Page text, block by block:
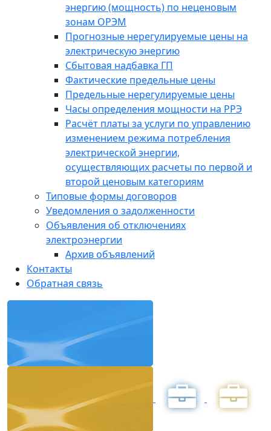
энергию (мощность) по неценовым
зонам ОРЭМ
Прогнозные нерегулируемые цены на
электрическую энергию
Сбытовая надбавка ГП
Фактические предельные цены
Предельные нерегулируемые цены
Часы определения мощности на РРЭ
Расчёт платы за услуги по управлению
изменением режима потребления
электрической энергии,
осуществляющих расчеты по первой и
второй ценовым категориям
Типовые формы договоров
Уведомления о задолженности
Объявления об отключениях
электроэнергии
Архив объявлений
Контакты
Обратная связь